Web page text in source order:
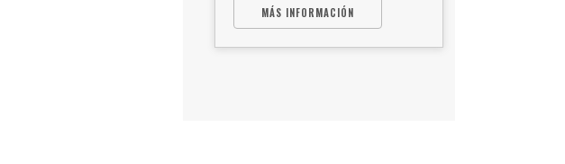
MÁS INFORMACIÓN